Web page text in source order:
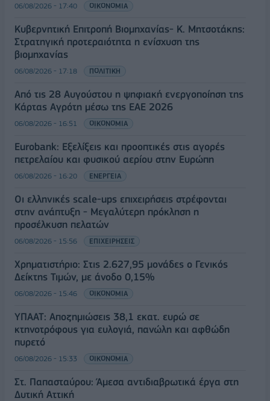
06/08/2026 - 17:40 ΟΙΚΟΝΟΜΙΑ
Κυβερνητική Επιτροπή Βιομηχανίας- Κ. Μητσοτάκης:
Στρατηγική προτεραιότητα η ενίσχυση της
βιομηχανίας
06/08/2026 - 17:18 ΠΟΛΙΤΙΚΗ
Από τις 28 Αυγούστου η ψηφιακή ενεργοποίηση της
Κάρτας Αγρότη μέσω της ΕΑΕ 2026
06/08/2026 - 16:51 ΟΙΚΟΝΟΜΙΑ
Eurobank: Εξελίξεις και προοπτικές στις αγορές
πετρελαίου και φυσικού αερίου στην Ευρώπη
06/08/2026 - 16:20 ΕΝΕΡΓΕΙΑ
Οι ελληνικές scale-ups επιχειρήσεις στρέφονται
στην ανάπτυξη - Μεγαλύτερη πρόκληση η
προσέλκυση πελατών
06/08/2026 - 15:56 ΕΠΙΧΕΙΡΗΣΕΙΣ
Χρηματιστήριο: Στις 2.627,95 μονάδες ο Γενικός
Δείκτης Τιμών, με άνοδο 0,15%
06/08/2026 - 15:46 ΟΙΚΟΝΟΜΙΑ
ΥΠΑΑΤ: Αποζημιώσεις 38,1 εκατ. ευρώ σε
κτηνοτρόφους για ευλογιά, πανώλη και αφθώδη
πυρετό
06/08/2026 - 15:33 ΟΙΚΟΝΟΜΙΑ
Στ. Παπασταύρου: Άμεσα αντιδιαβρωτικά έργα στη
Δυτική Αττική